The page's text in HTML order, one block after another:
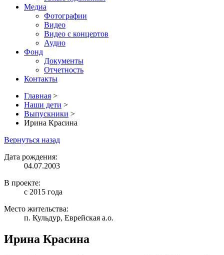
Медиа
Фотографии
Видео
Видео с концертов
Аудио
Фонд
Документы
Отчетность
Контакты
Главная >
Наши дети >
Выпускники >
Ирина Красина
Вернуться назад
Дата рождения:
04.07.2003
В проекте:
с 2015 года
Место жительства:
п. Кульдур, Еврейская а.о.
Ирина Красина